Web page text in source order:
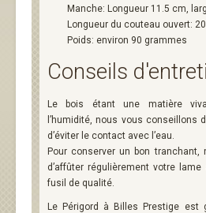
Manche: Longueur 11.5 cm,
Longueur du couteau ouvert:
Poids: environ 90 grammes
Conseils
Le bois étant une matière
l’humidité, nous vous conseillons
d’éviter le contact avec l’eau.
Pour conserver un bon tranchant,
d’affûter régulièrement votre
fusil de qualité.
Le Périgord à Billes Prestige est